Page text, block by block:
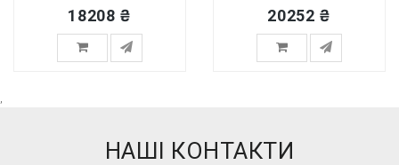
18208 ₴ 20252 ₴
НАШІ КОНТАКТИ